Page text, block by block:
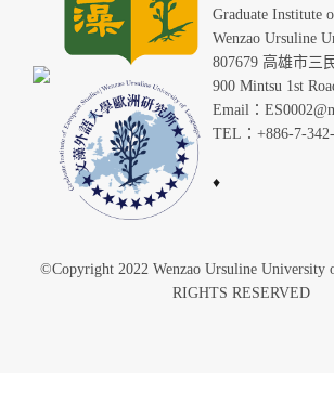
Graduate Institute
Wenzao Ursuline
807679 高雄市三
900 Mintsu 1st
Email：
TEL：+886-7-
♦
©Copyright 2022 Wenzao Ursuline University
RIGHTS RESERVED